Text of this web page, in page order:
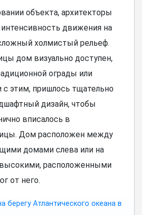
объекта, архитекторы
интенсивность движения на
холмистый рельеф.
дом визуально доступен,
ограды или
с этим, пришлось тщательно
дизайн, чтобы
вписалось в
Дом расположен между
домами слева или на
расположенными
от него.